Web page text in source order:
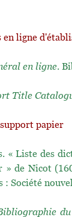
en ligne
en ligne.
Title
papier
« Liste des
» de Nicot
: Société